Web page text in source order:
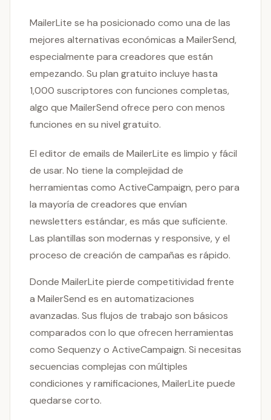
MailerLite se ha posicionado como una de las
mejores alternativas económicas a MailerSend,
especialmente para creadores que están
empezando. Su plan gratuito incluye hasta
1,000 suscriptores con funciones completas,
algo que MailerSend ofrece pero con menos
funciones en su nivel gratuito.
El editor de emails de MailerLite es limpio y fácil
de usar. No tiene la complejidad de
herramientas como ActiveCampaign, pero para
la mayoría de creadores que envían
newsletters estándar, es más que suficiente.
Las plantillas son modernas y responsive, y el
proceso de creación de campañas es rápido.
Donde MailerLite pierde competitividad frente
a MailerSend es en automatizaciones
avanzadas. Sus flujos de trabajo son básicos
comparados con lo que ofrecen herramientas
como Sequenzy o ActiveCampaign. Si necesitas
secuencias complejas con múltiples
condiciones y ramificaciones, MailerLite puede
quedarse corto.